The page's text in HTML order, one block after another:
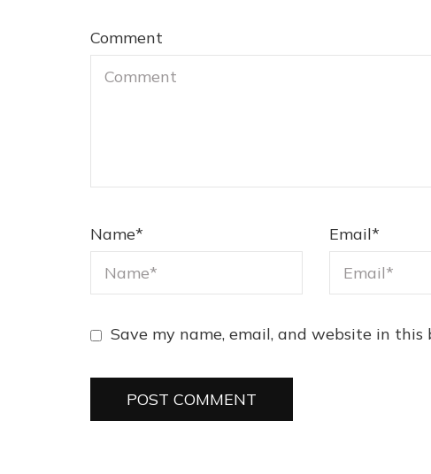
Comment
Name* Email*
Save my name, email, and website in